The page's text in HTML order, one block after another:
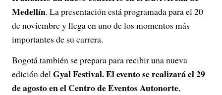
Medellín. La presentación está programada para el 20
de noviembre y llega en uno de los momentos más
importantes de su carrera.
Bogotá también se prepara para recibir una nueva
edición delGyal Festival. El evento se realizará el 29
de agosto en el Centro de Eventos Autonorte,